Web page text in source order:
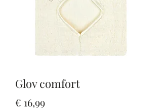
Glov comfort
€ 16,99Prijs